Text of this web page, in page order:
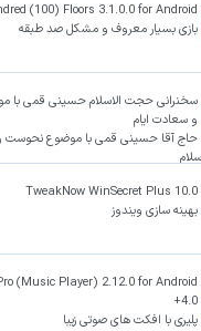
(100) Floors 3.1.0.0 for Android
بازی بسیار معروف و مشکل صد طبقه
سخنرانی حجت الاسلام حسینی قمی با
و سعادت ایام
حاج آقا حسینی قمی با موضوع نحوست
TweakNow WinSecret Plus 10.0
بهینه سازی ویندوز
(Music Player) 2.12.0 for Android
+4.0
پلیری با افکت های صوتی زیبا